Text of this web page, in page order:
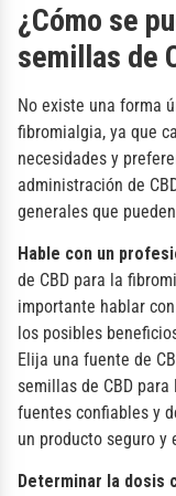
¿Cómo se
semillas de
No existe una forma
fibromialgia, ya que
necesidades y
administración de
generales que
Hable con un
de CBD para la
importante hablar
los posibles
Elija una fuente de
semillas de CBD
fuentes confiables y
un producto seguro y
Determinar la dosis